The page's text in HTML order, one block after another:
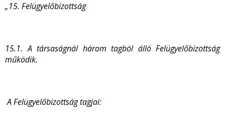
„15. Felügyelőbizottság
15.1. A társaságnál három tagból álló Felügyelőbizottság
működik.
A Felügyelőbizottság tagjai: